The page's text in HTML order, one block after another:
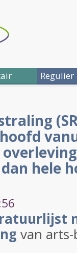
Regulier
hele
van